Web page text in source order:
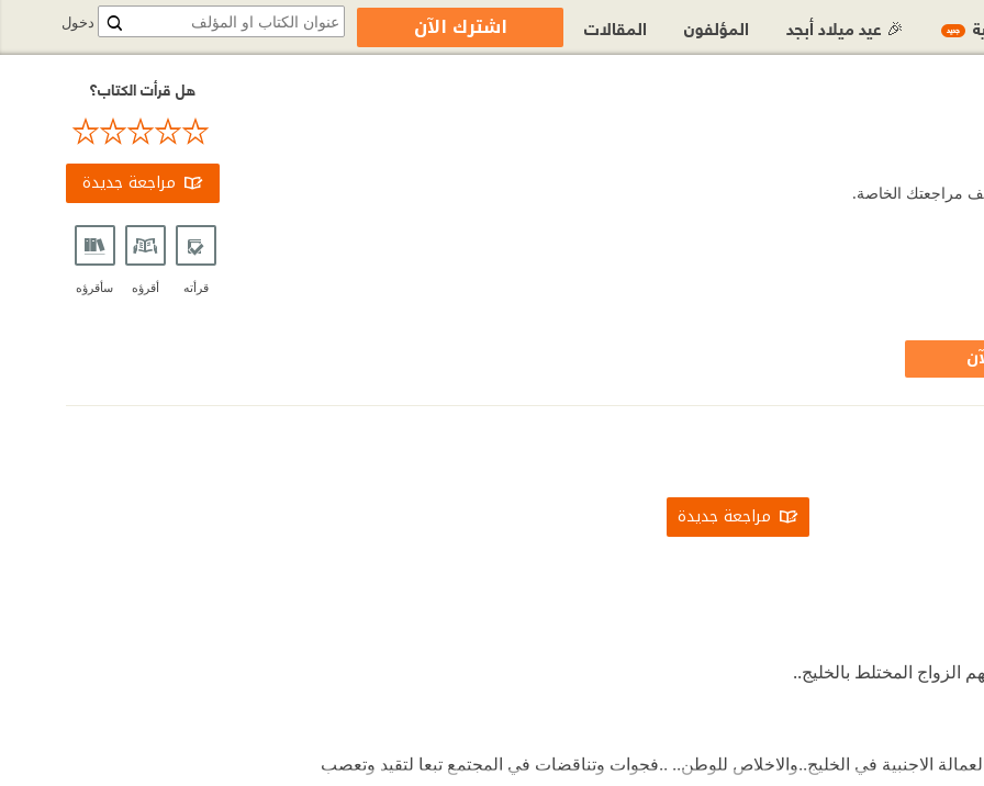
مراجعتك الخاصة.
هل قرأت الكتاب؟
مراجعة جديدة
قرأته أقرؤه سأقرؤه
مراجعة جديدة
الزواج المختلط بالخليج..
الاجنبية في الخليج..والاخلاص للوطن.. ..فجوات وتناقضات في المجتمع تبعا لتقيد وتعصب
دخول جديد 🎉 عيد ميلاد أبجد المؤلفون المقالات اشترك الآن